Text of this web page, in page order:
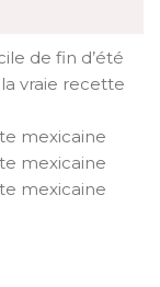
de fin d’été
vraie recette
mexicaine
mexicaine
mexicaine